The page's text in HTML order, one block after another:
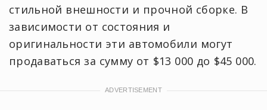
стильной внешности и прочной сборке. В
зависимости от состояния и
оригинальности эти автомобили могут
продаваться за сумму от $13 000 до $45 000.